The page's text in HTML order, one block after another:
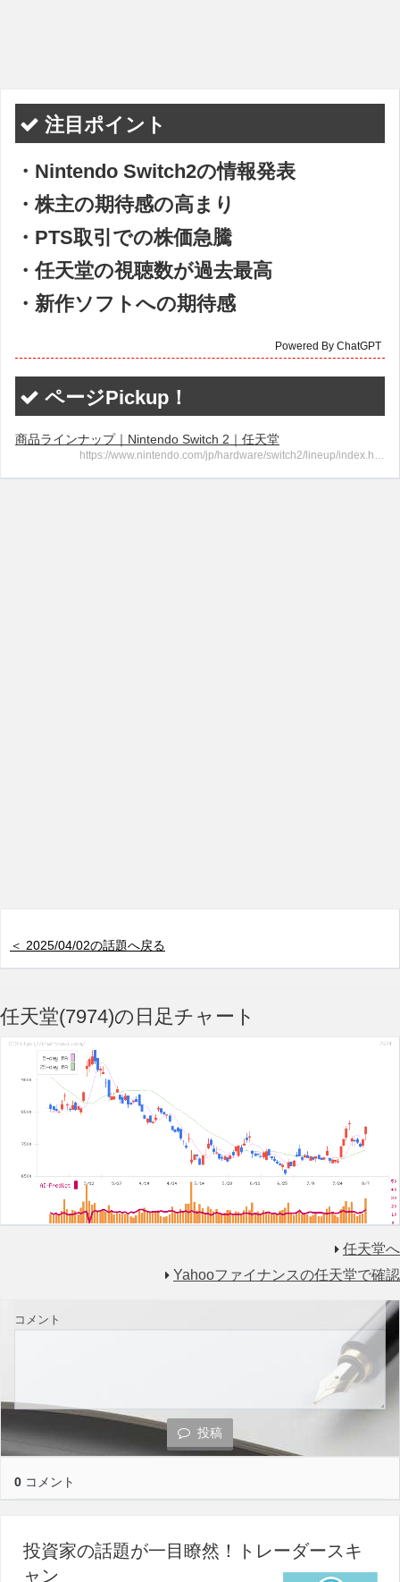
注目ポイント
・Nintendo Switch2の情報発表
・株主の期待感の高まり
・PTS取引での株価急騰
・任天堂の視聴数が過去最高
・新作ソフトへの期待感
Powered By ChatGPT
ページPickup！
商品ラインナップ｜Nintendo Switch 2｜任天堂
https://www.nintendo.com/jp/hardware/switch2/lineup/index.h…
＜ 2025/04/02の話題へ戻る
任天堂(7974)の日足チャート
任天堂へ
Yahooファイナンスの任天堂で確認
コメント
投稿
0 コメント
投資家の話題が一目瞭然！トレーダースキ
ャン